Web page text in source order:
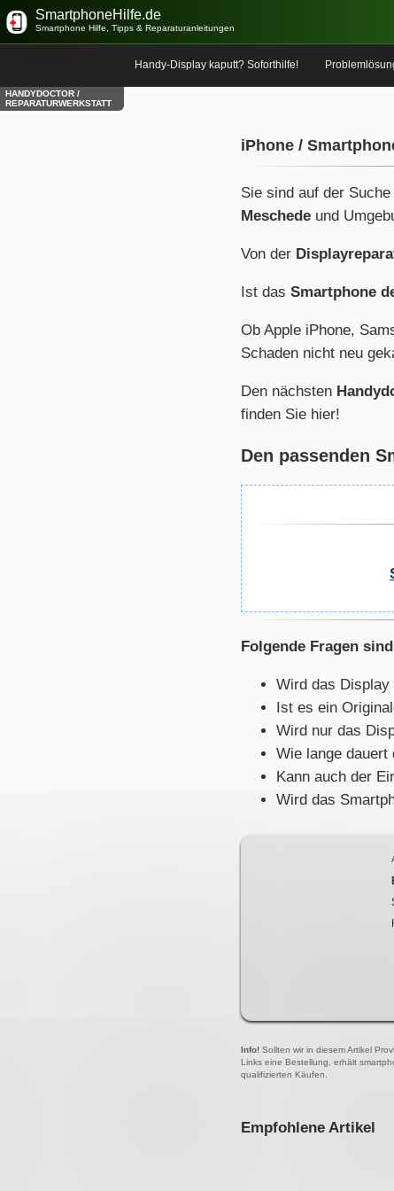
SmartphoneHilfe.de
Smartphone Hilfe, Tipps & Reparaturanleitungen
Handy-Display kaputt? Soforthilfe!
HANDYDOCTOR /
REPARATURWERKSTATT
iPhone /
Sie sind auf der
Meschede und
Von der
Ist das Smartphone
Ob Apple iPhone,
Schaden nicht neu
Den nächsten
finden Sie hier!
Den passenden
Folgende Fragen
Wird das Display
Ist es ein
Wird nur das
Wie lange
Kann auch der
Wird das
Info! Sollten wir in diesem Artikel
Links eine Bestellung, erhält
qualifizierten Käufen.
Empfohlene Artikel